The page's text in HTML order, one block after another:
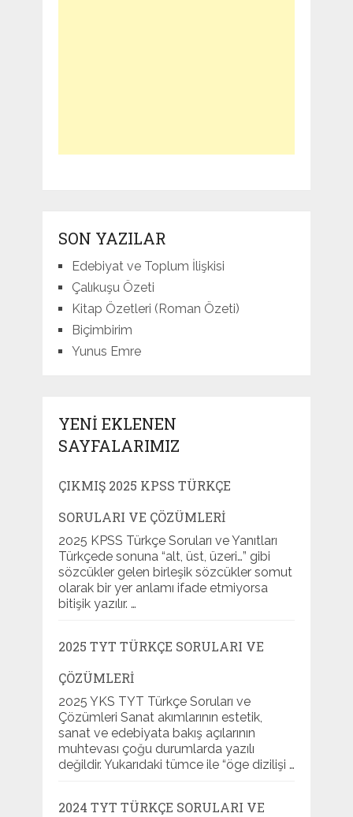
SON YAZILAR
Edebiyat ve Toplum İlişkisi
Çalıkuşu Özeti
Kitap Özetleri (Roman Özeti)
Biçimbirim
Yunus Emre
YENI EKLENEN
SAYFALARIMIZ
ÇIKMIŞ 2025 KPSS TÜRKÇE
SORULARI VE ÇÖZÜMLERI
2025 KPSS Türkçe Soruları ve Yanıtları
Türkçede sonuna “alt, üst, üzeri…” gibi
sözcükler gelen birleşik sözcükler somut
olarak bir yer anlamı ifade etmiyorsa
bitişik yazılır. …
2025 TYT TÜRKÇE SORULARI VE
ÇÖZÜMLERI
2025 YKS TYT Türkçe Soruları ve
Çözümleri Sanat akımlarının estetik,
sanat ve edebiyata bakış açılarının
muhtevası çoğu durumlarda yazılı
değildir. Yukarıdaki tümce ile “öge dizilişi …
2024 TYT TÜRKÇE SORULARI VE